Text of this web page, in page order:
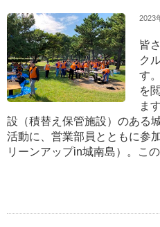
2023
皆
ク
す
を
ま
設（積替え保管施設）のある
活動に、営業部員とともに参
リーンアップin城南島）。こ